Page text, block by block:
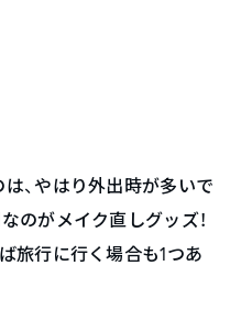
、やはり外出時が多いで
のがメイク直しグッズ！
旅行に行く場合も1つあ